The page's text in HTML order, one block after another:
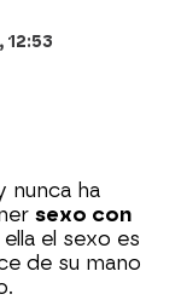
nunca ha
sexo con
ella el sexo es
de su mano